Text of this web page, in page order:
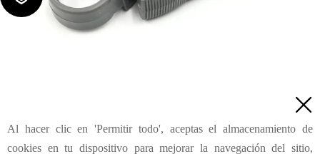
Consulta

Al hacer clic en 'Permitir todo', aceptas el almacenamiento de
cookies en tu dispositivo para mejorar la navegación del sitio,